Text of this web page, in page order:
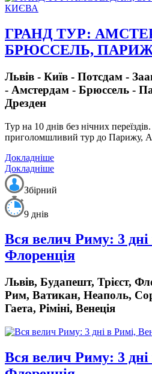
ГРАНД ТУР:
БРЮССЕЛЬ, ПАРИЖ
Львів - Київ - Потсдам -
- Амстердам - Брюссель -
Дрезден
Тур на 10 днів без нічних переїздів.
приголомшливий тур до Парижу,
Докладніше
Докладніше
Збірний
9 днів
Вся велич Риму: 3 дні
Флоренція
Львів, Будапешт, Трієст,
Рим, Ватикан, Неаполь,
Гаета, Ріміні, Венеція
Вся велич Риму: 3 дні